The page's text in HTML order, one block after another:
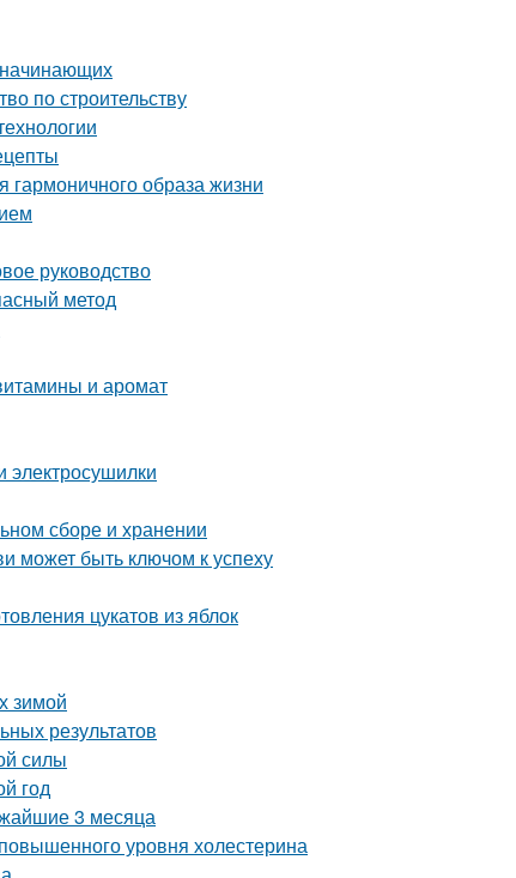
по строительству
гармоничного образа жизни
руководство
метод
и аромат
электросушилки
сборе и хранении
может быть ключом к успеху
цукатов из яблок
зимой
результатов
силы
год
3 месяца
уровня холестерина